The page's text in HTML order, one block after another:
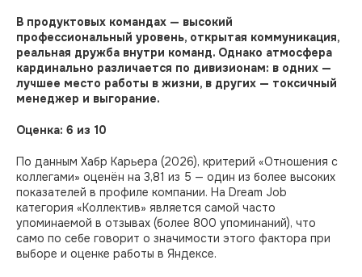
В продуктовых командах — высокий
профессиональный уровень, открытая коммуникация,
реальная дружба внутри команд. Однако атмосфера
кардинально различается по дивизионам: в одних —
лучшее место работы в жизни, в других — токсичный
менеджер и выгорание.
Оценка: 6 из 10
По данным Хабр Карьера (2026), критерий «Отношения с
коллегами» оценён на 3,81 из 5 — один из более высоких
показателей в профиле компании. На Dream Job
категория «Коллектив» является самой часто
упоминаемой в отзывах (более 800 упоминаний), что
само по себе говорит о значимости этого фактора при
выборе и оценке работы в Яндексе.